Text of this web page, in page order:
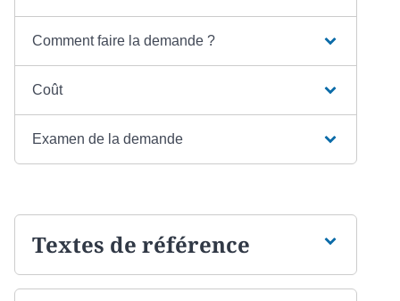
Comment faire la demande ?
Coût
Examen de la demande
Textes de référence